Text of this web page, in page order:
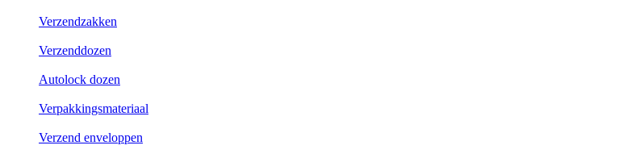
Verzendzakken
Verzenddozen
Autolock dozen
Verpakkingsmateriaal
Verzend enveloppen